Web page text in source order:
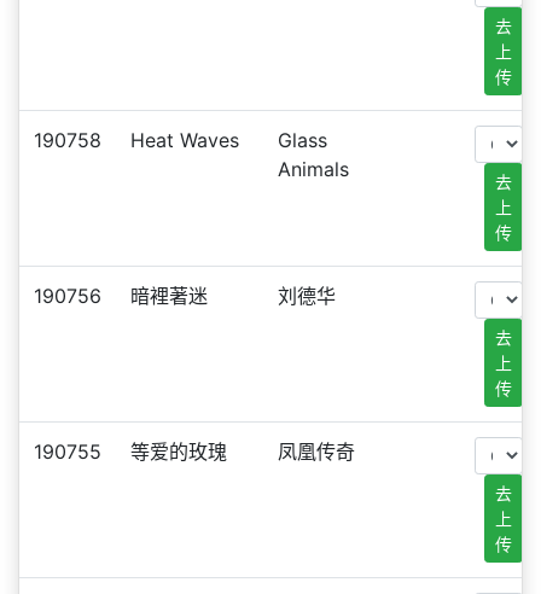
去
上
传
190758 Heat Waves
Glass
Animals
去
上
传
190756 暗裡著迷 刘德华
去
上
传
190755 等爱的玫瑰 凤凰传奇
去
上
传